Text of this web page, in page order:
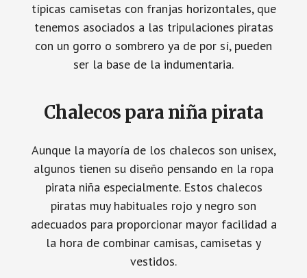
típicas camisetas con franjas horizontales, que
tenemos asociados a las tripulaciones piratas
con un gorro o sombrero ya de por sí, pueden
ser la base de la indumentaria.
Chalecos para niña pirata
Aunque la mayoría de los chalecos son unisex,
algunos tienen su diseño pensando en la ropa
pirata niña especialmente. Estos chalecos
piratas muy habituales rojo y negro son
adecuados para proporcionar mayor facilidad a
la hora de combinar camisas, camisetas y
vestidos.